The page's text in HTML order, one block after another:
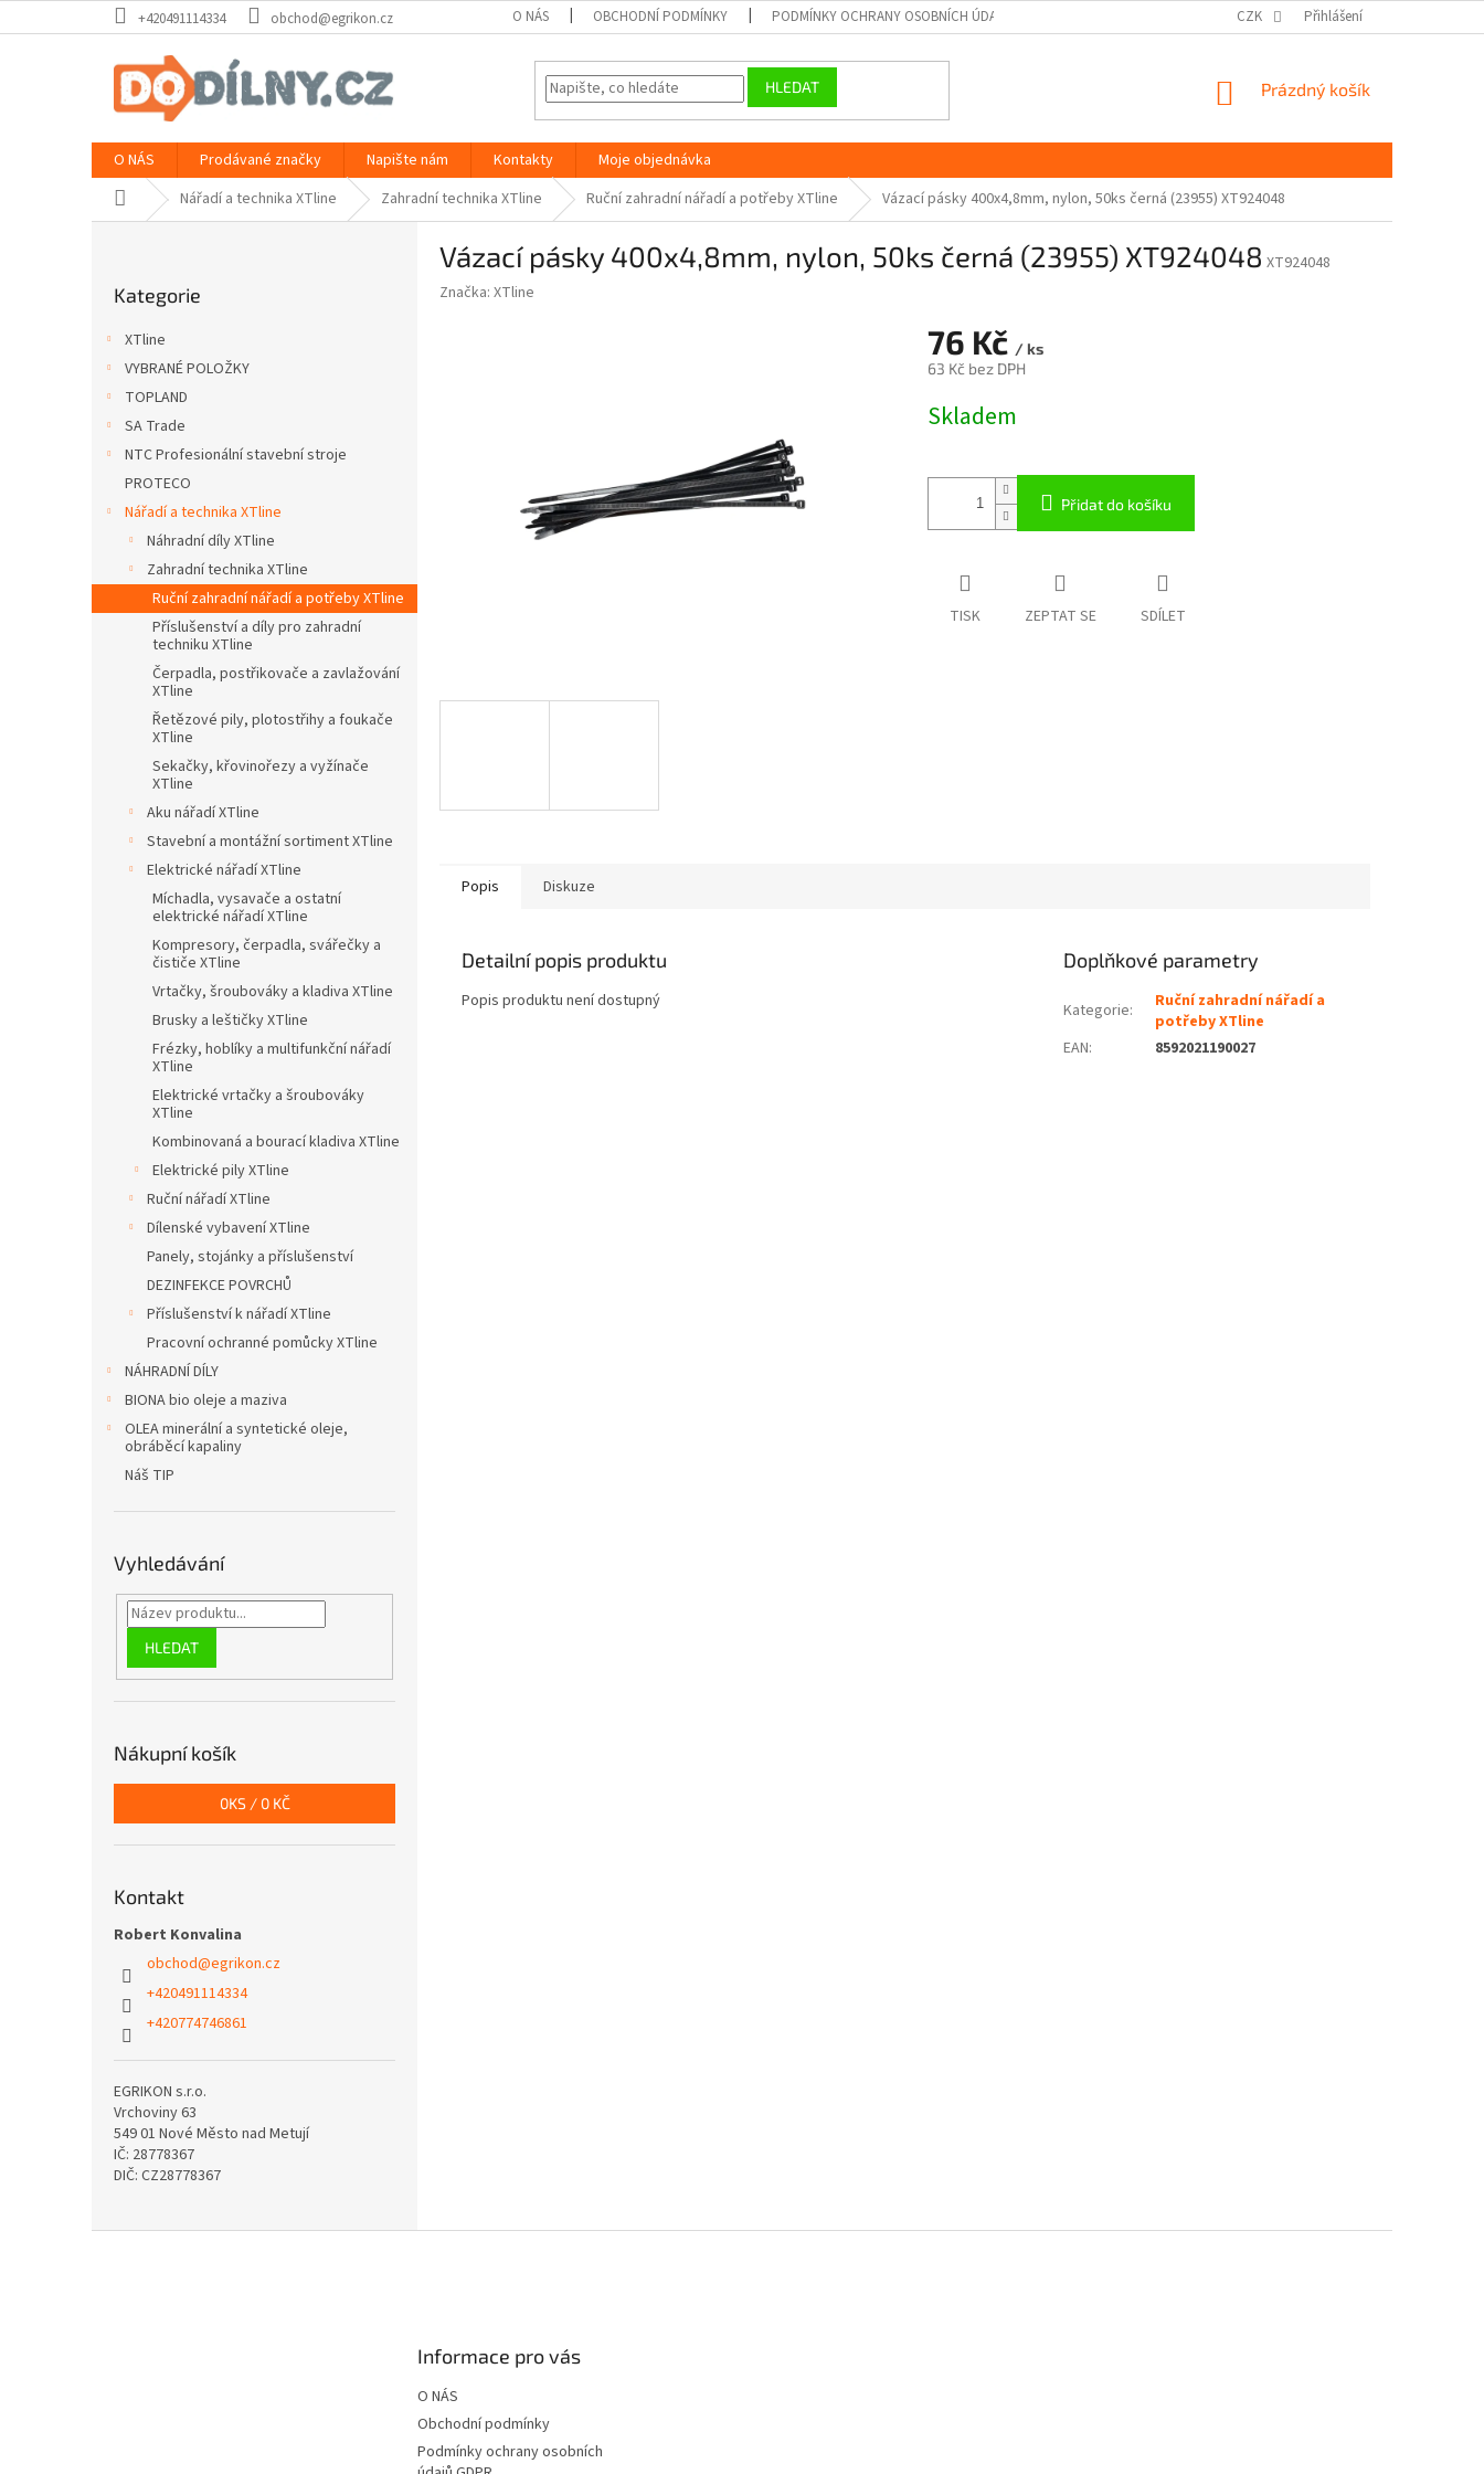
na
+420491114334 obchod@egrikon.cz O NÁS OBCHODNÍ PODMÍNKY PODMÍNKY OCHRANY OSOBNÍCH ÚDAJŮ GDPR CZK Přihlášení
HLEDAT
NÁKUPNÍ
Prázdný košík
O NÁS Prodávané značky Napište nám Kontakty
Moje objednávka
Domů Nářadí a technika XTline Zahradní technika XTline Ruční zahradní nářadí a potřeby XTline Vázací pásky 400x4,8mm, nylon, 50ks černá (23955) XT924048
kategorie
Kategorie
XTline
VYBRANÉ POLOŽKY
TOPLAND
SA Trade
NTC Profesionální stavební stroje
PROTECO
Nářadí a technika XTline
Náhradní díly XTline
Zahradní technika XTline
Ruční zahradní nářadí a potřeby XTline
Příslušenství a díly pro zahradní
techniku XTline
Čerpadla, postřikovače a zavlažování
XTline
Řetězové pily, plotostřihy a foukače
XTline
Sekačky, křovinořezy a vyžínače
XTline
Aku nářadí XTline
Stavební a montážní sortiment XTline
Elektrické nářadí XTline
Míchadla, vysavače a ostatní
elektrické nářadí XTline
Kompresory, čerpadla, svářečky a
čističe XTline
Vrtačky, šroubováky a kladiva XTline
Brusky a leštičky XTline
Frézky, hoblíky a multifunkční nářadí
XTline
Elektrické vrtačky a šroubováky
XTline
Kombinovaná a bourací kladiva XTline
Elektrické pily XTline
Ruční nářadí XTline
Dílenské vybavení XTline
Panely, stojánky a příslušenství
DEZINFEKCE POVRCHŮ
Příslušenství k nářadí XTline
Pracovní ochranné pomůcky XTline
NÁHRADNÍ DÍLY
BIONA bio oleje a maziva
OLEA minerální a syntetické oleje,
obráběcí kapaliny
Náš TIP
Vyhledávání
HLEDAT
Nákupní košík
0KS / 0 KČ
Kontakt
Robert Konvalina
obchod@egrikon.cz
+420491114334
+420774746861
EGRIKON s.r.o.
Vrchoviny 63
549 01 Nové Město nad Metují
IČ: 28778367
DIČ: CZ28778367
Vázací pásky 400x4,8mm, nylon, 50ks černá (23955) XT924048 XT924048
Značka: XTline
76 Kč / ks
63 Kč bez DPH
cena:
Skladem
Přidat do košíku
TISK ZEPTAT SE SDÍLET
Popis Diskuze
Detailní popis produktu
Popis produktu není dostupný
Doplňkové parametry
Kategorie:
Ruční zahradní nářadí a
potřeby XTline
EAN: 8592021190027
Informace pro vás
O NÁS
Obchodní podmínky
Podmínky ochrany osobních